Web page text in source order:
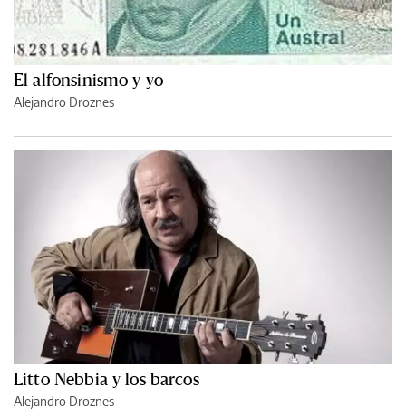
El alfonsinismo y yo
Alejandro Droznes
Litto Nebbia y los barcos
Alejandro Droznes